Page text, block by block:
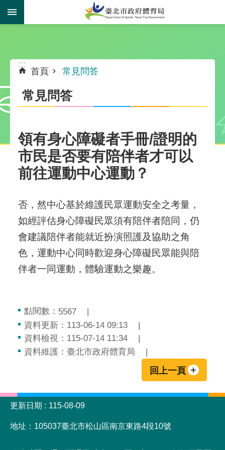
跳到主要內容區塊
:::
首頁 常見問答
常見問答
領有身心障礙者手冊/證明的
市民是否要有陪伴者才可以
前往運動中心運動？
否，然中心基於維護民眾運動安全之考量，
如經評估身心障礙民眾須有陪伴者陪同，仍
會建議陪伴者能就近扮演照護及協助之角
色，運動中心同時歡迎身心障礙民眾能與陪
伴者一同運動，體驗運動之樂趣。
點閱數： 5567
資料更新：113-06-14 09:13
資料檢視：115-07-14 11:34
資料維護：臺北市政府體育局
回上一頁
:::
更新日期
115-08-09
地址：105037臺北市松山區南京東路4段10號